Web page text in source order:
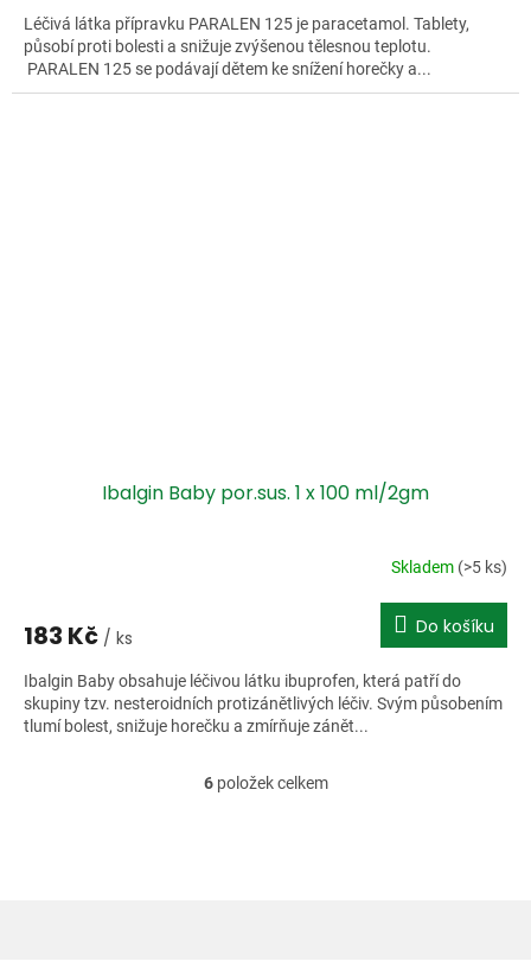
Léčivá látka přípravku PARALEN 125 je paracetamol. Tablety,
působí proti bolesti a snižuje zvýšenou tělesnou teplotu.
PARALEN 125 se podávají dětem ke snížení horečky a...
Ibalgin Baby por.sus. 1 x 100 ml/2gm
Skladem (>5 ks)
183 Kč / ks Do košíku
Ibalgin Baby obsahuje léčivou látku ibuprofen, která patří do
skupiny tzv. nesteroidních protizánětlivých léčiv. Svým působením
tlumí bolest, snižuje horečku a zmírňuje zánět...
O
6položek celkem